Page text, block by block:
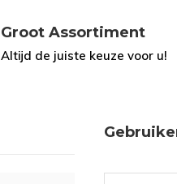
Groot Assortiment
Altijd de juiste keuze voor u!